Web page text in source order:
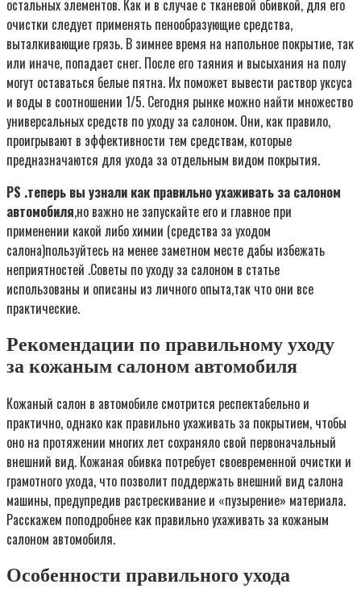
остальных элементов. Как и в случае с тканевой обивкой, для его
очистки следует применять пенообразующие средства,
выталкивающие грязь. В зимнее время на напольное покрытие, так
или иначе, попадает снег. После его таяния и высыхания на полу
могут оставаться белые пятна. Их поможет вывести раствор уксуса
и воды в соотношении 1/5. Сегодня рынке можно найти множество
универсальных средств по уходу за салоном. Они, как правило,
проигрывают в эффективности тем средствам, которые
предназначаются для ухода за отдельным видом покрытия.
PS .теперь вы узнали как правильно ухаживать за салоном
автомобиля,но важно не запускайте его и главное при
применении какой либо химии (средства за уходом
салона)пользуйтесь на менее заметном месте дабы избежать
неприятностей .Советы по уходу за салоном в статье
использованы и описаны из личного опыта,так что они все
практические.
Рекомендации по правильному уходу
за кожаным салоном автомобиля
Кожаный салон в автомобиле смотрится респектабельно и
практично, однако как правильно ухаживать за покрытием, чтобы
оно на протяжении многих лет сохраняло свой первоначальный
внешний вид. Кожаная обивка потребует своевременной очистки и
грамотного ухода, что позволит поддержать внешний вид салона
машины, предупредив растрескивание и «пузырение» материала.
Расскажем поподробнее как правильно ухаживать за кожаным
салоном автомобиля.
Особенности правильного ухода